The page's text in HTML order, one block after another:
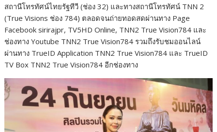
สถานีโทรทัศน์ไทยรัฐทีวี (ช่อง 32) และทางสถานีโทรทัศน์ TNN 2
(True Visions ช่อง 784) ตลอดจนถ่ายทอดสดผ่านทาง Page
Facebook sirirajpr, TV5HD Online, TNN2 True Vision784 และ
ช่องทาง Youtube TNN2 True Vision784 รวมถึงรับชมออนไลน์
ผ่านทาง TrueID Application TNN2 True Vision784 และ TrueID
TV Box TNN2 True Vision784 อีกช่องทาง